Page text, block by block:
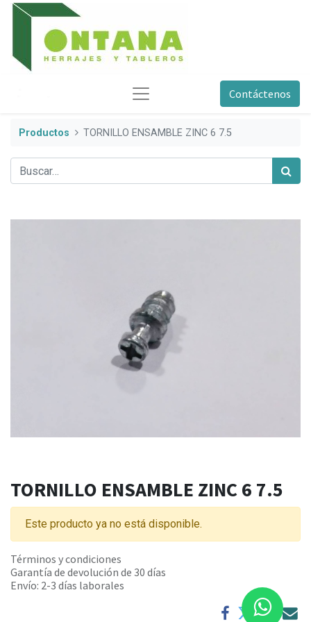
Contáctenos
Productos TORNILLO ENSAMBLE ZINC 6 7.5
TORNILLO ENSAMBLE ZINC 6 7.5
Este producto ya no está disponible.
Términos y condiciones
Garantía de devolución de 30 días
Envío: 2-3 días laborales